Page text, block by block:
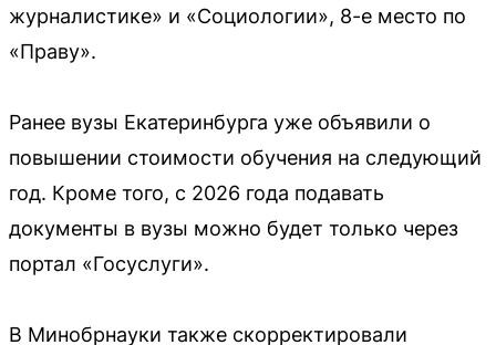
журналистике» и «Социологии», 8-е место по
«Праву».
Ранее вузы Екатеринбурга уже объявили о
повышении стоимости обучения на следующий
год. Кроме того, с 2026 года подавать
документы в вузы можно будет только через
портал «Госуслуги».
В Минобрнауки также скорректировали